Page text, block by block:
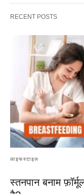
RECENT POSTS
लाइफस्टाइल
स्तनपान बनाम